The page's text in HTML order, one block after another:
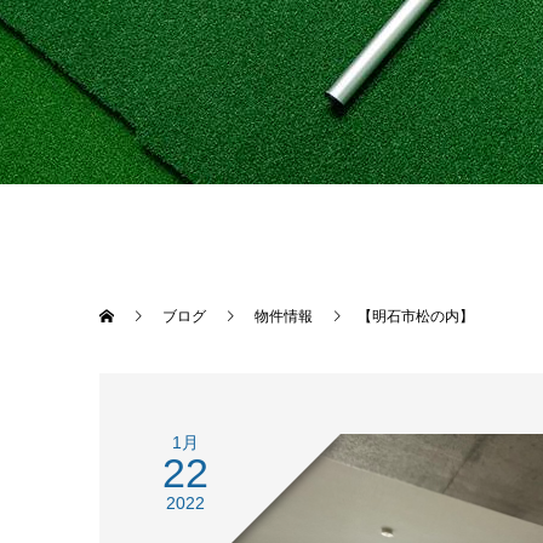
ブログ 物件情報 【明石市松の内】
1月
22
2022